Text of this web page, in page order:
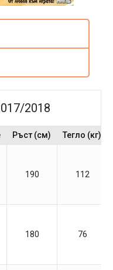
2018
Ръст (см) Тегло (кг)
190 112
180 76